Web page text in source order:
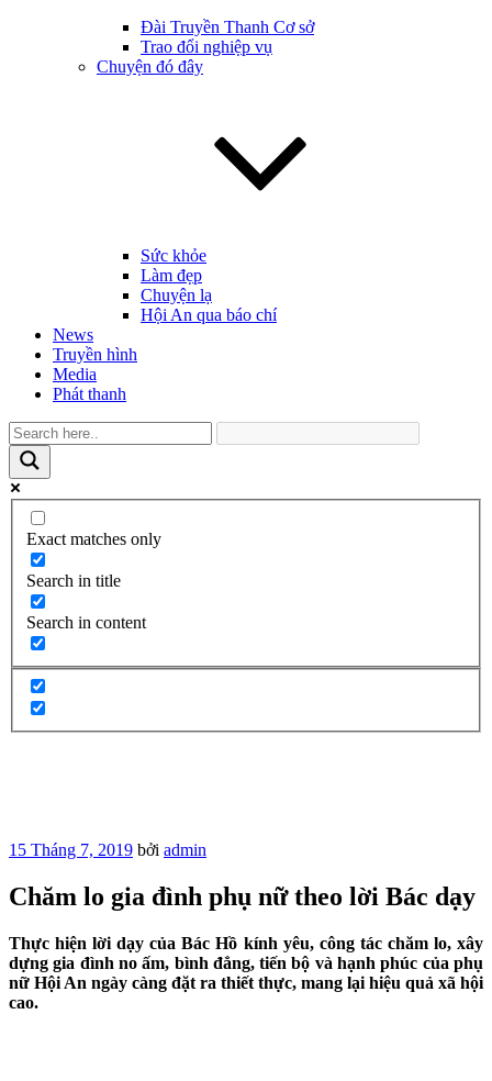
Đài Truyền Thanh Cơ sở
Trao đổi nghiệp vụ
Chuyện đó đây
Sức khỏe
Làm đẹp
Chuyện lạ
Hội An qua báo chí
News
Truyền hình
Media
Phát thanh
Exact matches only
Search in title
Search in content
Đăng
15 Tháng 7, 2019 bởi admin
Chăm lo gia đình phụ nữ theo lời Bác dạy
Thực hiện lời dạy của Bác Hồ kính yêu, công tác chăm lo, xây
dựng gia đình no ấm, bình đẳng, tiến bộ và hạnh phúc của phụ
nữ Hội An ngày càng đặt ra thiết thực, mang lại hiệu quả xã hội
cao.